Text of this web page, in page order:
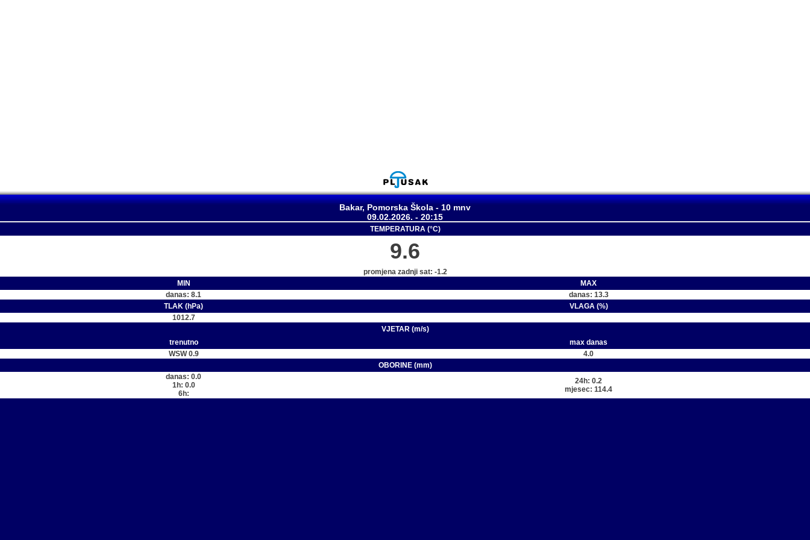
Bakar, Pomorska Škola - 10 mnv
09.02.2026. - 20:15
TEMPERATURA (°C)
9.6
promjena zadnji sat: -1.2
MIN
MAX
danas: 8.1
danas: 13.3
TLAK (hPa)
VLAGA (%)
1012.7
VJETAR (m/s)
trenutno
max danas
WSW 0.9
4.0
OBORINE (mm)
danas: 0.0
1h: 0.0
6h:
24h: 0.2
mjesec: 114.4